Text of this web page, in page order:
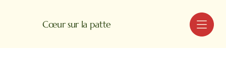
Cœur sur la patte MENU